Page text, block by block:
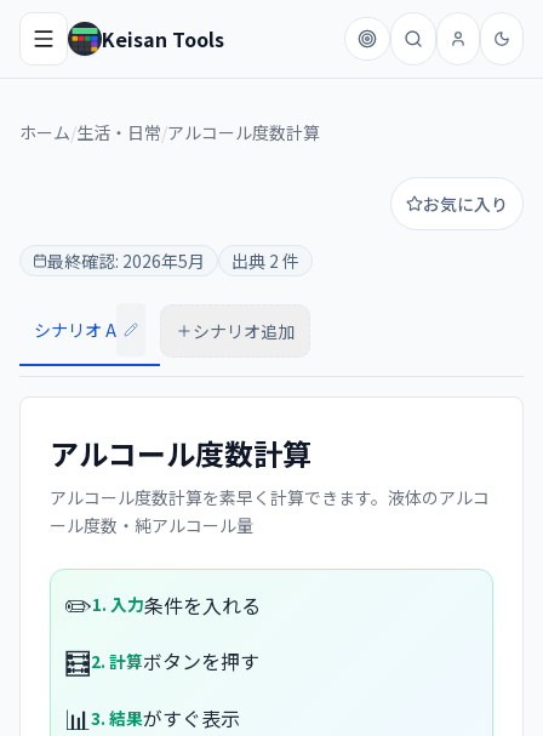
Keisan Tools
ホーム/生活・日常/アルコール度数計算
お気に入り
最終確認: 2026年5月 出典 2 件
シナリオ A シナリオ追加
アルコール度数計算
アルコール度数計算を素早く計算できます。液体のアルコ
ール度数・純アルコール量
✏️1. 入力条件を入れる
🧮2. 計算ボタンを押す
📊3. 結果がすぐ表示